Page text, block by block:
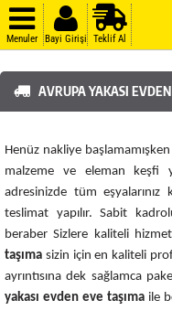
Menuler Bayi Girişi Teklif Al
AVRUPA YAKASI
Henüz nakliye başlamamışken
malzeme ve eleman keşfi
adresinizde tüm eşyalarınız
teslimat yapılır. Sabit
beraber Sizlere kaliteli
taşıma sizin için en kaliteli
ayrıntısına dek sağlamca
yakası evden eve taşıma ile